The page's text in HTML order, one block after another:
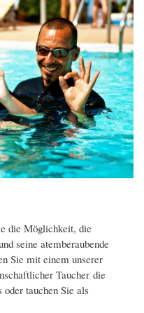
die Möglichkeit, die
seine atemberaubende
Sie mit einem unserer
Taucher die
tauchen Sie als